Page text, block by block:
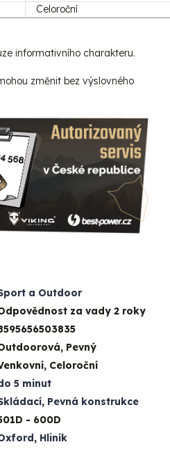
Celoroční
informativního charakteru.
změnit bez výslovného
a Outdoor
za vady 2 roky
Pevný
Celoroční
5 minut
, Pevná konstrukce
- 600D
, Hliník